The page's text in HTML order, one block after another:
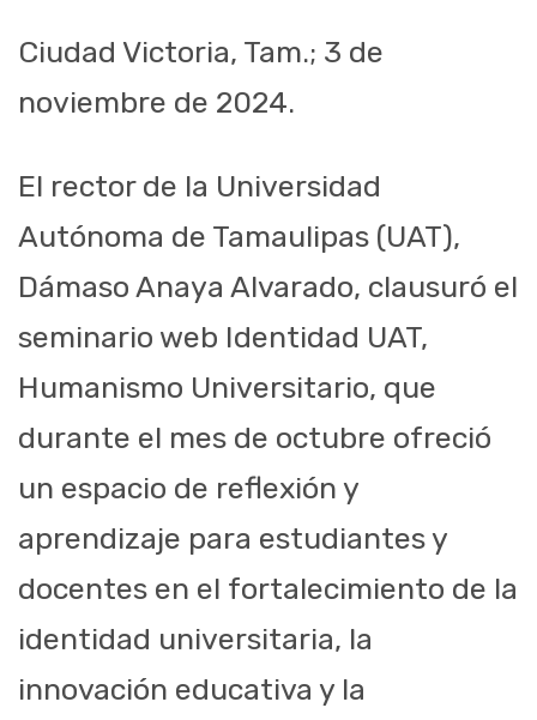
Ciudad Victoria, Tam.; 3 de
noviembre de 2024.
El rector de la Universidad
Autónoma de Tamaulipas (UAT),
Dámaso Anaya Alvarado, clausuró el
seminario web Identidad UAT,
Humanismo Universitario, que
durante el mes de octubre ofreció
un espacio de reflexión y
aprendizaje para estudiantes y
docentes en el fortalecimiento de la
identidad universitaria, la
innovación educativa y la